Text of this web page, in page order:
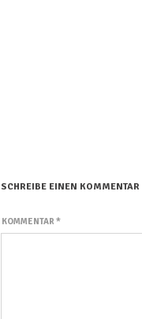
SCHREIBE EINEN KOMMENTAR
KOMMENTAR *